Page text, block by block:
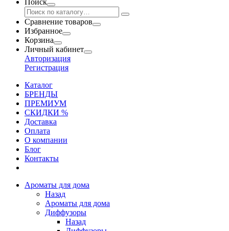
Поиск
Сравнение товаров
Избранное
Корзина
Личный кабинет
Авторизация
Регистрация
Каталог
БРЕНДЫ
ПРЕМИУМ
СКИДКИ %
Доставка
Оплата
О компании
Блог
Контакты
Ароматы для дома
Назад
Ароматы для дома
Диффузоры
Назад